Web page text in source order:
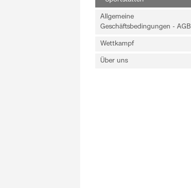
Allgemeine
Geschäftsbedingungen - AGB
Wettkampf
Über uns